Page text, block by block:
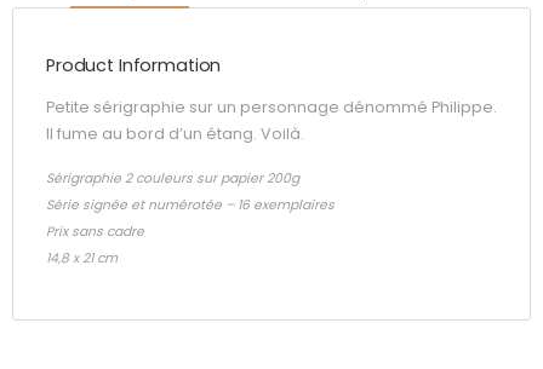
Product Information
Petite sérigraphie sur un personnage dénommé Philippe.
Il fume au bord d’un étang. Voilà.
Sérigraphie 2 couleurs sur papier 200g
Série signée et numérotée – 16 exemplaires
Prix sans cadre
14,8 x 21 cm